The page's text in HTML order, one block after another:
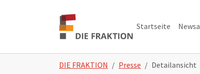
Startseite
DIE FRAKTION Presse Detailansicht